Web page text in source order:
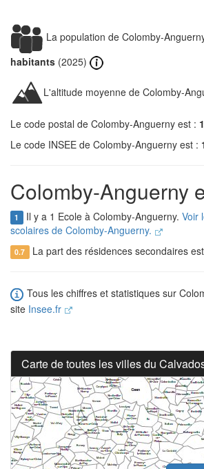
La population de Colomby-
habitants (2025)
L'altitude moyenne de Colomby-
Le code postal de Colomby-Anguerny est :
Le code INSEE de Colomby-Anguerny est :
Colomby-Anguerny
1 Il y a 1 Ecole à Colomby-Anguerny. Voir
scolaires de Colomby-Anguerny.
0.7 La part des résidences secondaires
Tous les chiffres et statistiques sur
site Insee.fr
Carte de toutes les villes du